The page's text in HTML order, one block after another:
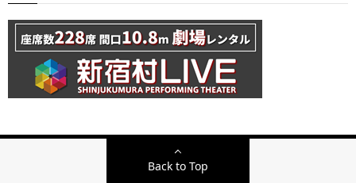
Back to Top